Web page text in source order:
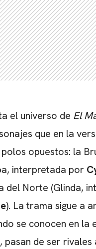
el universo de El
que en la
opuestos: la
interpretada por
del Norte (Glinda,
). La trama sigue a
se conocen en la
pasan de ser rivales